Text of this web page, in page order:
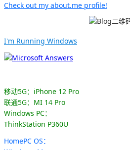
Check out my about.me profile!
I'm Running Windows
移动5G：iPhone 12 Pro
联通5G：MI 14 Pro
Windows PC：
ThinkStation P360U
HomePC OS：